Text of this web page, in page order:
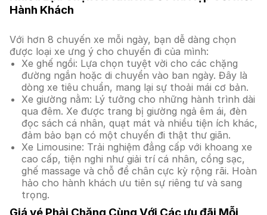
Hành Khách
Với hơn 8 chuyến xe mỗi ngày, bạn dễ dàng chọn
được loại xe ưng ý cho chuyến đi của mình:
Xe ghế ngồi: Lựa chọn tuyệt vời cho các chặng
đường ngắn hoặc di chuyển vào ban ngày. Đây là
dòng xe tiêu chuẩn, mang lại sự thoải mái cơ bản.
Xe giường nằm: Lý tưởng cho những hành trình dài
qua đêm. Xe được trang bị giường ngả êm ái, đèn
đọc sách cá nhân, quạt mát và nhiều tiện ích khác,
đảm bảo bạn có một chuyến đi thật thư giãn.
Xe Limousine: Trải nghiệm đẳng cấp với khoang xe
cao cấp, tiện nghi như giải trí cá nhân, cổng sạc,
ghế massage và chỗ để chân cực kỳ rộng rãi. Hoàn
hảo cho hành khách ưu tiên sự riêng tư và sang
trọng.